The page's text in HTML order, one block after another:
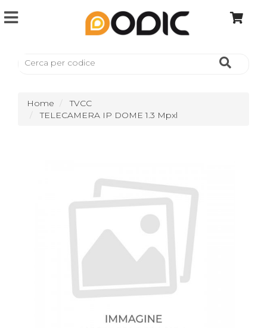
Home
TVCC
TELECAMERA IP DOME 1.3 Mpxl